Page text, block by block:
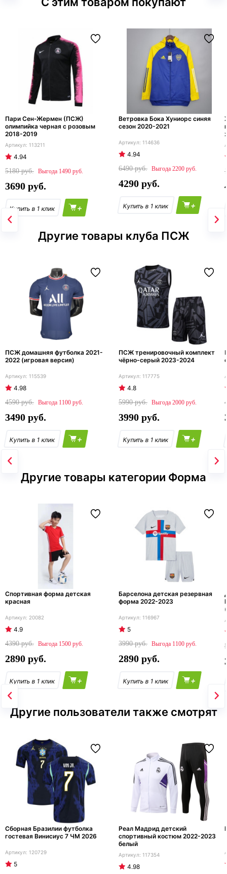
Пари Сен-Жермен (ПСЖ)
олимпийка черная с розовым
2018-2019
113211
4.94
5180
1490
3690
+
Ветровка Бока Хуниорс синяя
сезон 2020-2021
114636
4.94
6490
2200
4290
+
Другие товары клуба ПСЖ
ПСЖ домашняя футболка 2021-
2022 (игровая версия)
115539
4.98
4590
1100
3490
+
ПСЖ тренировочный комплект
чёрно-серый 2023-2024
117775
4.8
5990
2000
3990
+
Другие товары категории Форма
Спортивная форма детская
красная
20082
4.9
4390
1500
2890
+
Барселона детская резервная
форма 2022-2023
116967
5
3990
1100
2890
+
Другие пользователи также смотрят
Сборная Бразилии футболка
гостевая Винисиус 7 ЧМ 2026
120729
5
Реал Мадрид детский
спортивный костюм 2022-2023
белый
117354
4.98